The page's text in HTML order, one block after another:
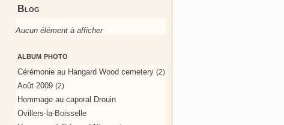
Blog
Aucun élément à afficher
album photo
Cérémonie au Hangard Wood cemetery (2)
Août 2009 (2)
Hommage au caporal Drouin
Ovillers-la-Boisselle